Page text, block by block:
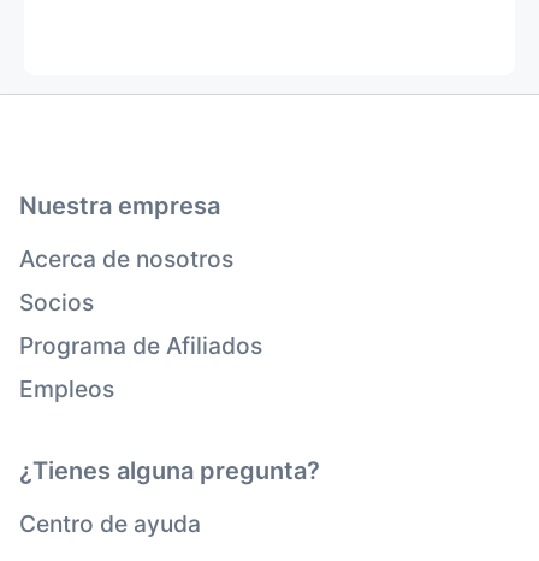
Nuestra empresa
Acerca de nosotros
Socios
Programa de Afiliados
Empleos
¿Tienes alguna pregunta?
Centro de ayuda